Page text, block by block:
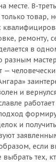
месте. В-
товар,
ремонту,
в
разным
и
и
если
тех,